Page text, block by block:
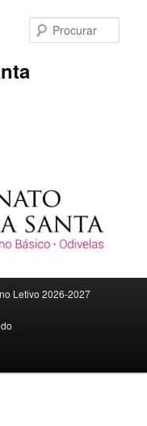
Letivo 2026-2027